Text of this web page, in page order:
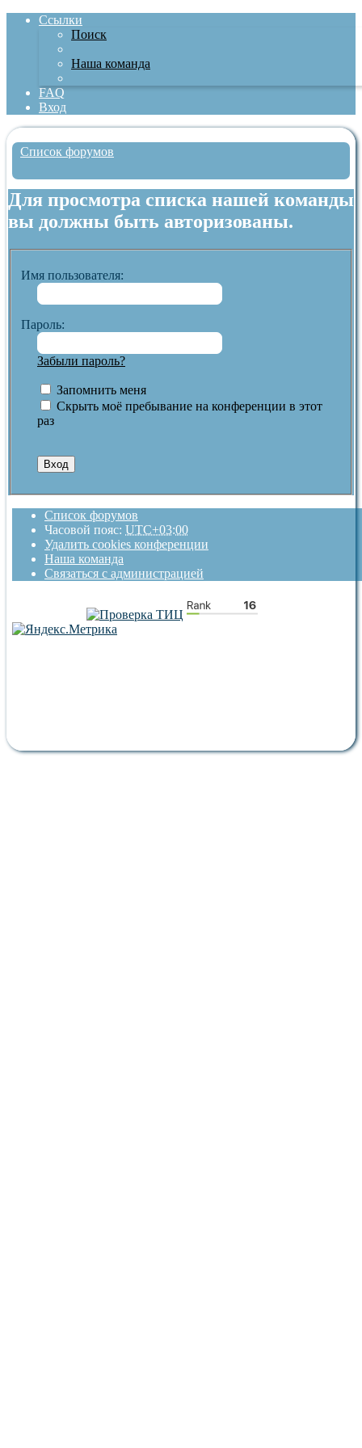
Ссылки
Поиск
Наша команда
FAQ
Вход
Список форумов
Для просмотра списка нашей команды
вы должны быть авторизованы.
Имя пользователя:
Пароль:
Забыли пароль?
Запомнить меня
Скрыть моё пребывание на конференции в этот
раз
Список форумов
Часовой пояс: UTC+03:00
Удалить cookies конференции
Наша команда
Связаться с администрацией